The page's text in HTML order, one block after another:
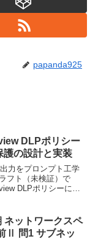
papanda925
DLPポリシー
護の設計と実装
力をプロンプト工学
フト（未検証）で
DLPポリシーによ
なります。Mic...
ネットワークスペ
Ⅱ 問1 サブネッ